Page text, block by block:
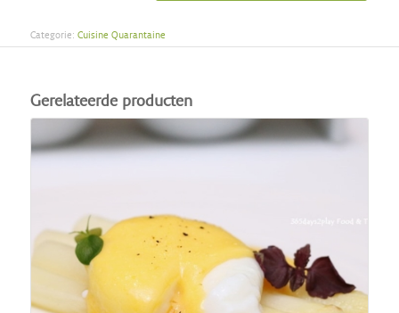
Categorie: Cuisine Quarantaine
Gerelateerde producten